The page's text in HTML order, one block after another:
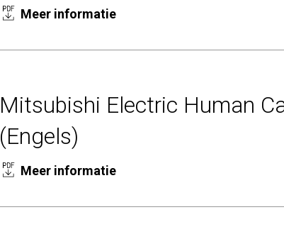
Meer informatie
Mitsubishi Electric Human
(Engels)
Meer informatie